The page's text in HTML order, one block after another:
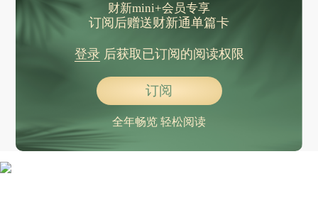
财新mini+会员专享
订阅后赠送财新通单篇卡
登录后获取已订阅的阅读权限
订阅
全年畅览 轻松阅读